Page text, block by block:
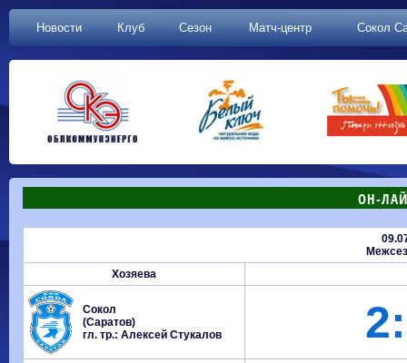
Новости Клуб Сезон Матч-центр Сокол
ОН-
Хозяева
Сокол
(Саратов)
гл. тр.: Алексей Стукалов